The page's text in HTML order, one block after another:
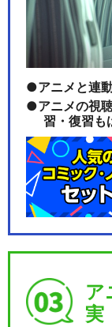
アニメと連
アニメの視
習・復習も
ア
実